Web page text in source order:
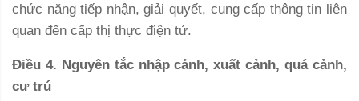
chức năng tiếp nhận, giải quyết, cung cấp thông tin liên
quan đến cấp thị thực điện tử.
Điều 4. Nguyên tắc nhập cảnh, xuất cảnh, quá cảnh,
cư trú